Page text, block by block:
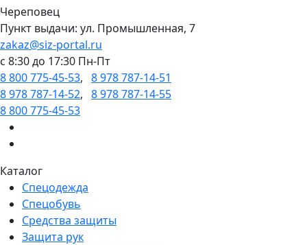
Череповец
Пункт выдачи: ул. Промышленная, 7
zakaz@siz-portal.ru
c 8:30 до 17:30 Пн-Пт
8 800 775-45-53, 8 978 787-14-51
8 978 787-14-52, 8 978 787-14-55
8 800 775-45-53
Каталог
Спецодежда
Спецобувь
Средства защиты
Защита рук